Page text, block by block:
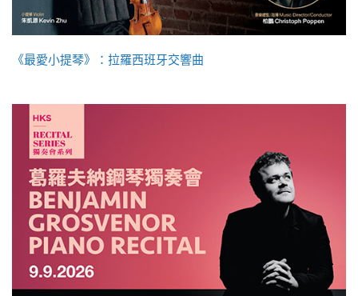
《最愛小提琴》：拉羅西班牙交響曲